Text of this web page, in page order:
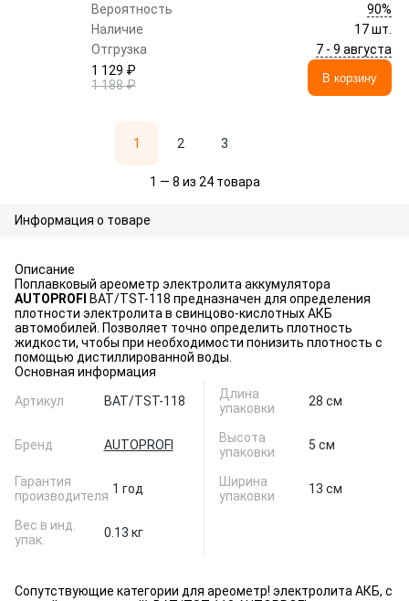
Вероятность
90%
Наличие
17 шт.
Отгрузка
7 - 9 августа
1 129 ₽
1 188 ₽
В корзину
1 2 3
1 — 8 из 24 товара
Информация о товаре
Описание
Поплавковый ареометр электролита аккумулятора
AUTOPROFI BAT/TST-118 предназначен для определения
плотности электролита в свинцово-кислотных АКБ
автомобилей. Позволяет точно определить плотность
жидкости, чтобы при необходимости понизить плотность с
помощью дистиллированной воды.
Основная информация
Артикул
BAT/TST-118
Бренд AUTOPROFI
Гарантия
производителя 1 год
Вес в инд.
упак.
0.13 кг
Длина
упаковки
28 см
Высота
упаковки
5 см
Ширина
упаковки
13 см
Сопутствующие категории для ареометр! электролита АКБ, с